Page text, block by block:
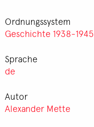
Ordnungssystem
Geschichte 1938-1945
Sprache
de
Autor
Alexander Mette